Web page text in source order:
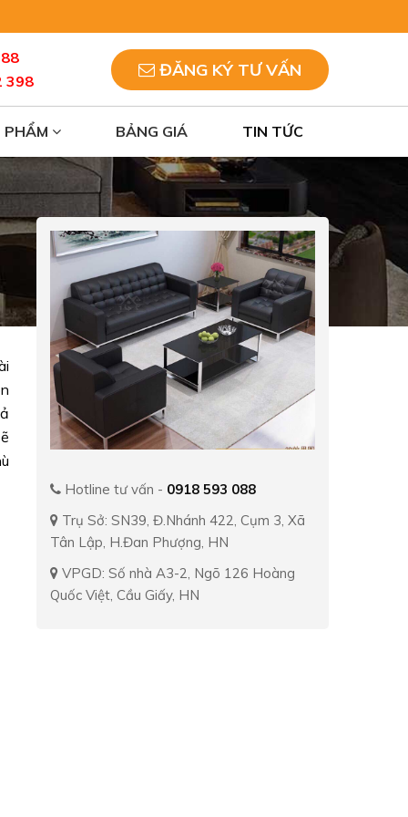
398
ĐĂNG KÝ TƯ VẤN
PHẨM BẢNG GIÁ TIN TỨC
Hotline tư vấn - 0918 593 088
Trụ Sở: SN39, Đ.Nhánh 422, Cụm 3, Xã
Tân Lập, H.Đan Phượng, HN
VPGD: Số nhà A3-2, Ngõ 126 Hoàng
Quốc Việt, Cầu Giấy, HN